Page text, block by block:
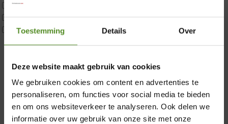
Toestemming Details Over
Deze website maakt gebruik van cookies
We gebruiken cookies om content en advertenties te
personaliseren, om functies voor social media te bieden
en om ons websiteverkeer te analyseren. Ook delen we
informatie over uw gebruik van onze site met onze
P650 25cm Tweepersoons een kern aanpasbaar
P650 Twijfelaar
Toppers
2 personen
2 personen split
Twijfelaar